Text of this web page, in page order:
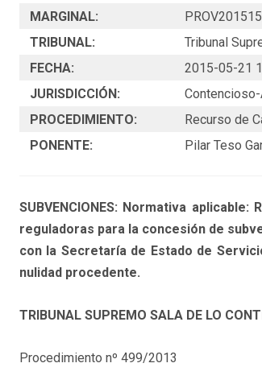
MARGINAL:
TRIBUNAL:
Tribunal
FECHA:
2015-05-21
JURISDICCIÓN:
PROCEDIMIENTO:
Recurso de
PONENTE:
Pilar Teso
SUBVENCIONES: Normativa
reguladoras para la concesión de
con la Secretaría de Estado de
nulidad procedente.
TRIBUNAL SUPREMO SALA DE LO
Procedimiento nº 499/2013